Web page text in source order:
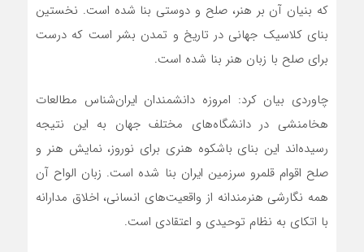
که بنیان آن بر هنر، صلح و دوستی بنا شده است. نخستین
بنای کلاسیک جهانی در تاریخ و تمدن بشر است که درست
برای صلح با زبان هنر بنا شده است.
چاوردی بیان کرد: امروزه دانشمندان ایران‌شناس مطالعات
هخامنشی در دانشگاه‌های مختلف جهان به این نتیجه
رسیده‌اند این بنای باشکوه هنری برای نوروز، نمایش هنر و
صلح اقوام قلمرو سرزمین ایران بنا شده است. زبان الواح آن
همه نگارشی هنرمندانه از واقعیت‌های انسانی، اخلاق مدارانه
با اتکای به نظام توحیدی و اعتقادی است.